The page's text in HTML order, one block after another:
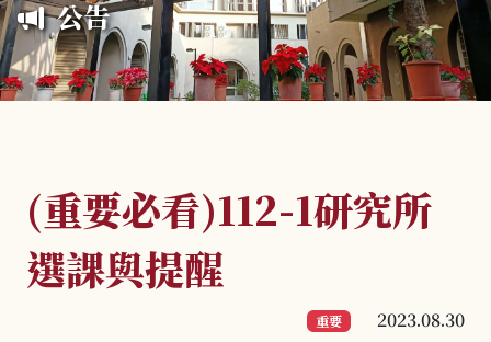
公告
(重要必看)112-1研究所
選課與提醒
重要 2023.08.30